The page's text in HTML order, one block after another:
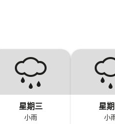
星期三
小雨
星
小